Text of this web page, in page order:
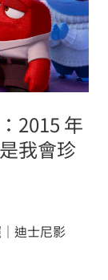
2015 年
我會珍
迪士尼影